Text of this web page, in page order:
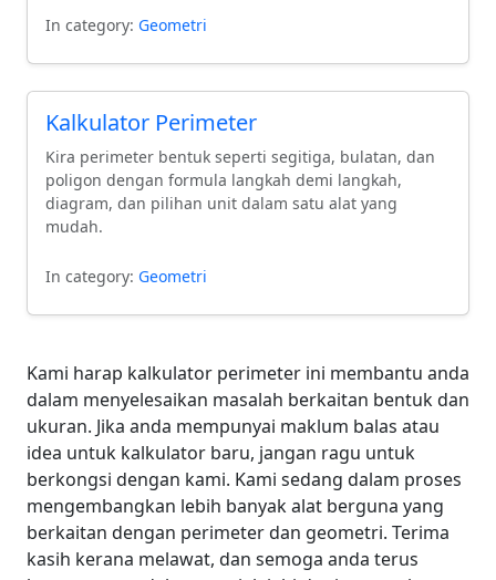
In category: Geometri
Kalkulator Perimeter
Kira perimeter bentuk seperti segitiga, bulatan, dan
poligon dengan formula langkah demi langkah,
diagram, dan pilihan unit dalam satu alat yang
mudah.
In category: Geometri
Kami harap kalkulator perimeter ini membantu anda
dalam menyelesaikan masalah berkaitan bentuk dan
ukuran. Jika anda mempunyai maklum balas atau
idea untuk kalkulator baru, jangan ragu untuk
berkongsi dengan kami. Kami sedang dalam proses
mengembangkan lebih banyak alat berguna yang
berkaitan dengan perimeter dan geometri. Terima
kasih kerana melawat, dan semoga anda terus